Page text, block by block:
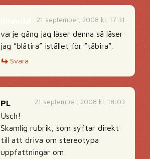
21 september, 2008 kl. 17:31
varje gång jag läser denna så läser
jag ”blåtira” istället för ”tåbira”.
Svara
21 september, 2008 kl. 18:03
PL
Usch!
Skamlig rubrik, som syftar direkt
till att driva om stereotypa
uppfattningar om